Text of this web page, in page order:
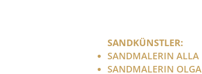
SANDKÜNSTLER:
SANDMALERIN ALLA
SANDMALERIN OLGA